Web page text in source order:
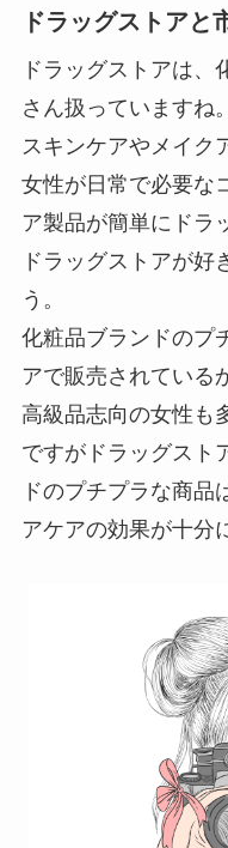
ドラッグストアと
ドラッグストアは、
さん扱っていますね。
スキンケアやメイク
女性が日常で必要な
ア製品が簡単にドラ
ドラッグストアが好
う。
化粧品ブランドのプ
アで販売されている
高級品志向の女性も
ですがドラッグスト
ドのプチプラな商
アケアの効果が十分